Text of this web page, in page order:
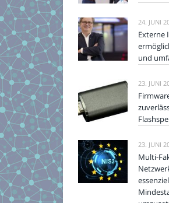
24. JUNI
Externe
und
23. JUNI
23. JUNI
Multi-